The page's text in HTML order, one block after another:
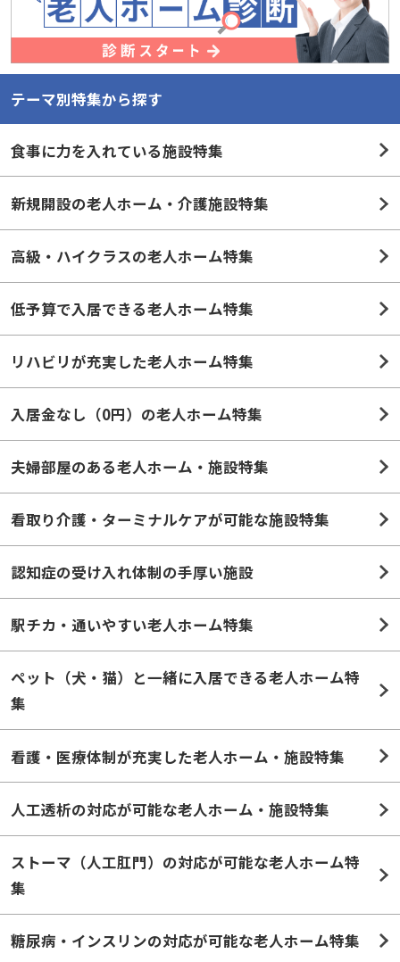
テーマ別特集から探す
食事に力を入れている施設特集
新規開設の老人ホーム・介護施設特集
高級・ハイクラスの老人ホーム特集
低予算で入居できる老人ホーム特集
リハビリが充実した老人ホーム特集
入居金なし（0円）の老人ホーム特集
夫婦部屋のある老人ホーム・施設特集
看取り介護・ターミナルケアが可能な施設特集
認知症の受け入れ体制の手厚い施設
駅チカ・通いやすい老人ホーム特集
ペット（犬・猫）と一緒に入居できる老人ホーム特
集
看護・医療体制が充実した老人ホーム・施設特集
人工透析の対応が可能な老人ホーム・施設特集
ストーマ（人工肛門）の対応が可能な老人ホーム特
集
糖尿病・インスリンの対応が可能な老人ホーム特集